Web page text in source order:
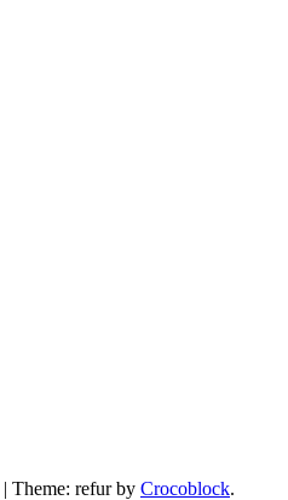
| Theme: refur by Crocoblock.